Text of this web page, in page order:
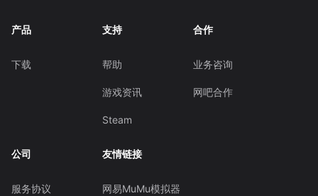
产品
下载
支持
帮助
游戏资讯
Steam
合作
业务咨询
网吧合作
公司
服务协议
友情链接
网易MuMu模拟器